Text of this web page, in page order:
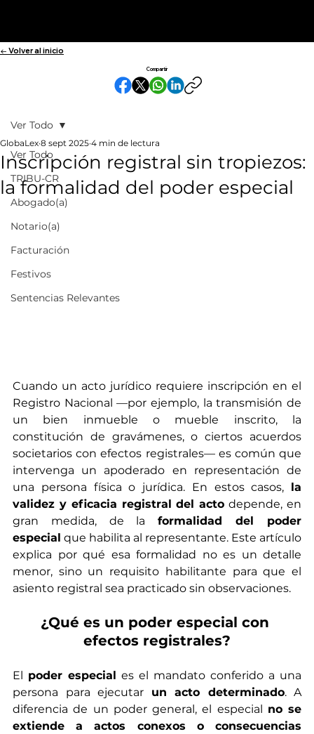
Ver Todo
TRIBU-CR
Abogado(a)
Notario(a)
Facturación
Festivos
Sentencias Relevantes
Ver Todo
Inscripción registral sin tropiezos:
la formalidad del poder especial
GlobaLex 8 sept 2025 4 min de lectura
Cuando un acto jurídico requiere inscripción en el
Registro Nacional —por ejemplo, la transmisión de
un bien inmueble o mueble inscrito, la
constitución de gravámenes, o ciertos acuerdos
societarios con efectos registrales— es común que
intervenga un apoderado en representación de
una persona física o jurídica. En estos casos, la
validez y eficacia registral del acto depende, en
gran medida, de la formalidad del poder
especial que habilita al representante. Este artículo
explica por qué esa formalidad no es un detalle
menor, sino un requisito habilitante para que el
asiento registral sea practicado sin observaciones.
¿Qué es un poder especial con
efectos registrales?
El poder especial es el mandato conferido a una
persona para ejecutar un acto determinado. A
diferencia de un poder general, el especial no se
extiende a actos conexos o consecuencias
← Volver al inicio
Compartir